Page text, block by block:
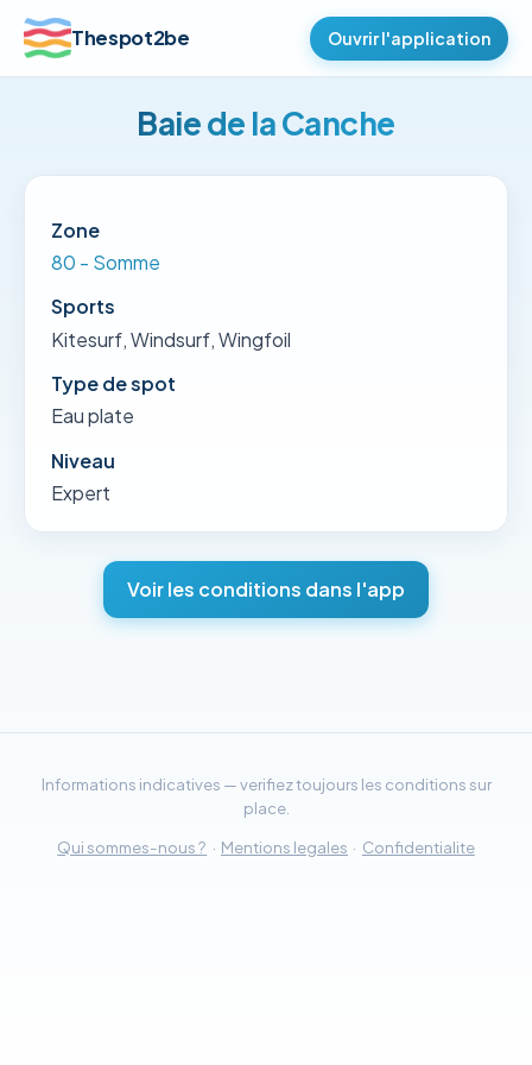
Thespot2be Ouvrir l'application
Baie de la Canche
Zone
80 - Somme
Sports
Kitesurf, Windsurf, Wingfoil
Type de spot
Eau plate
Niveau
Expert
Voir les conditions dans l'app
Informations indicatives — verifiez toujours les conditions sur
place.
Qui sommes-nous ? · Mentions legales · Confidentialite